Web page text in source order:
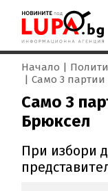
Начало
Само 3 партии
Само 3
Брюксел
При избори